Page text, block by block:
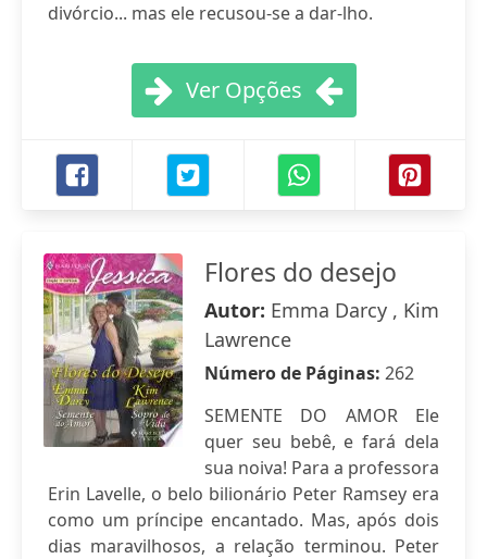
divórcio... mas ele recusou-se a dar-lho.
Ver Opções
Flores do desejo
Autor: Emma Darcy , Kim
Lawrence
Número de Páginas: 262
SEMENTE DO AMOR Ele
quer seu bebê, e fará dela
sua noiva! Para a professora
Erin Lavelle, o belo bilionário Peter Ramsey era
como um príncipe encantado. Mas, após dois
dias maravilhosos, a relação terminou. Peter